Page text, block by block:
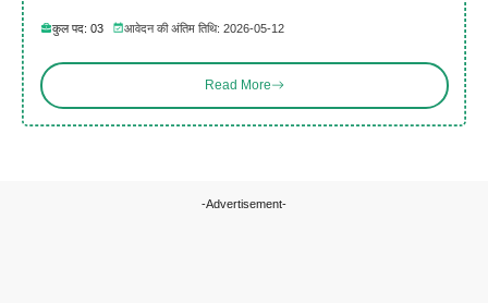
कुल पद: 03 आवेदन की अंतिम तिथि: 2026-05-12
Read More
-Advertisement-